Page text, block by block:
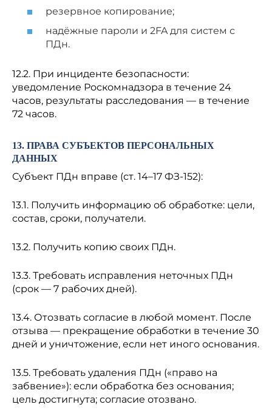
резервное копирование;
надёжные пароли и 2FA для систем с
ПДн.
12.2. При инциденте безопасности:
уведомление Роскомнадзора в течение 24
часов, результаты расследования — в течение
72 часов.
13. ПРАВА СУБЪЕКТОВ ПЕРСОНАЛЬНЫХ
ДАННЫХ
Субъект ПДн вправе (ст. 14–17 ФЗ-152):
13.1. Получить информацию об обработке: цели,
состав, сроки, получатели.
13.2. Получить копию своих ПДн.
13.3. Требовать исправления неточных ПДн
(срок — 7 рабочих дней).
13.4. Отозвать согласие в любой момент. После
отзыва — прекращение обработки в течение 30
дней и уничтожение, если нет иного основания.
13.5. Требовать удаления ПДн («право на
забвение»): если обработка без основания;
цель достигнута; согласие отозвано.